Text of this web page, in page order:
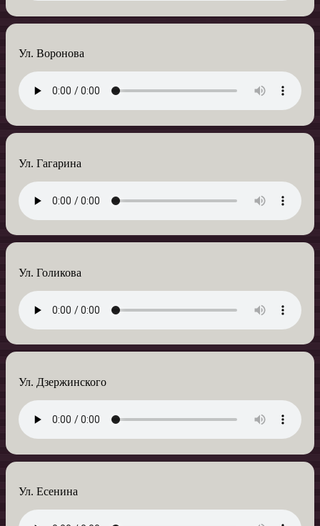
Ул. Воронова
Ул. Гагарина
Ул. Голикова
Ул. Дзержинского
Ул. Есенина